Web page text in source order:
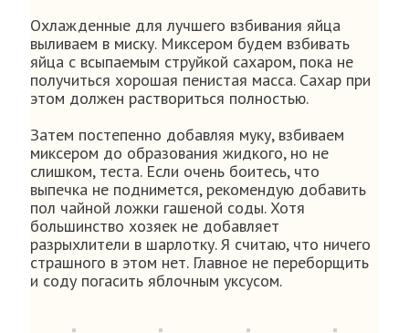
Охлажденные для лучшего взбивания яйца
выливаем в миску. Миксером будем взбивать
яйца с всыпаемым струйкой сахаром, пока не
получиться хорошая пенистая масса. Сахар при
этом должен раствориться полностью.
Затем постепенно добавляя муку, взбиваем
миксером до образования жидкого, но не
слишком, теста. Если очень боитесь, что
выпечка не поднимется, рекомендую добавить
пол чайной ложки гашеной соды. Хотя
большинство хозяек не добавляет
разрыхлители в шарлотку. Я считаю, что ничего
страшного в этом нет. Главное не переборщить
и соду погасить яблочным уксусом.